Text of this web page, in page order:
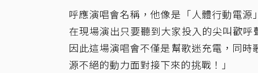
呼應演唱會名稱，他像是「人體行動電
在現場演出只要聽到大家投入的尖叫歡
因此這場演唱會不僅是幫歌迷充電，同
源不絕的動力面對接下來的挑戰！」